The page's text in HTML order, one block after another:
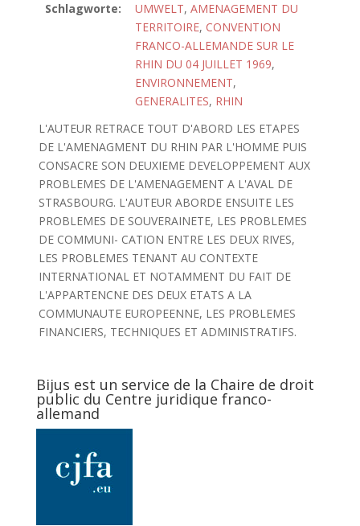
Schlagworte: UMWELT, AMENAGEMENT DU
TERRITOIRE, CONVENTION
FRANCO-ALLEMANDE SUR LE
RHIN DU 04 JUILLET 1969,
ENVIRONNEMENT,
GENERALITES, RHIN
L'AUTEUR RETRACE TOUT D'ABORD LES ETAPES
DE L'AMENAGMENT DU RHIN PAR L'HOMME PUIS
CONSACRE SON DEUXIEME DEVELOPPEMENT AUX
PROBLEMES DE L'AMENAGEMENT A L'AVAL DE
STRASBOURG. L'AUTEUR ABORDE ENSUITE LES
PROBLEMES DE SOUVERAINETE, LES PROBLEMES
DE COMMUNI- CATION ENTRE LES DEUX RIVES,
LES PROBLEMES TENANT AU CONTEXTE
INTERNATIONAL ET NOTAMMENT DU FAIT DE
L'APPARTENCNE DES DEUX ETATS A LA
COMMUNAUTE EUROPEENNE, LES PROBLEMES
FINANCIERS, TECHNIQUES ET ADMINISTRATIFS.
Bijus est un service de la Chaire de droit
public du Centre juridique franco-
allemand